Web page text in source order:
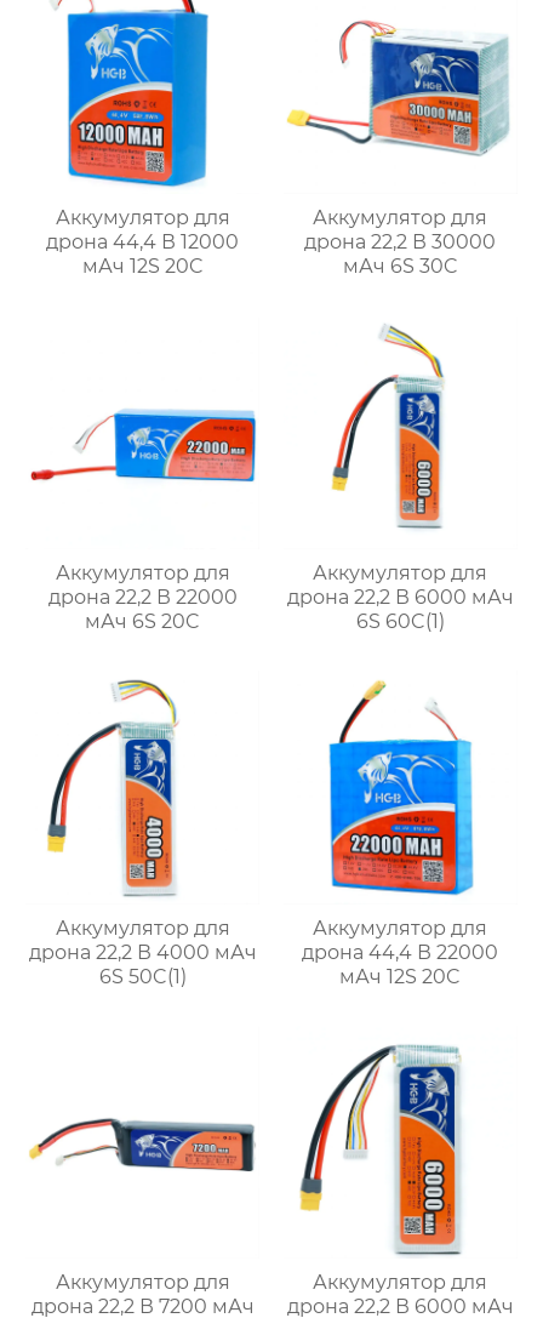
Аккумулятор для
дрона 44,4 В 12000
мАч 12S 20C
Аккумулятор для
дрона 22,2 В 30000
мАч 6S 30C
Аккумулятор для
дрона 22,2 В 22000
мАч 6S 20C
Аккумулятор для
дрона 22,2 В 6000 мАч
6S 60C(1)
Аккумулятор для
дрона 22,2 В 4000 мАч
6S 50C(1)
Аккумулятор для
дрона 44,4 В 22000
мАч 12S 20C
Аккумулятор для
дрона 22,2 В 7200 мАч
Аккумулятор для
дрона 22,2 В 6000 мАч